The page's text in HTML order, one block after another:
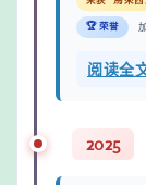
🏆 荣誉
阅读全
2025